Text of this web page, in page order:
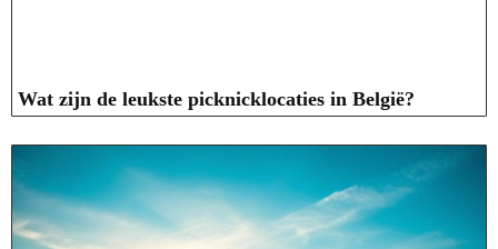
Wat zijn de leukste picknicklocaties in België?